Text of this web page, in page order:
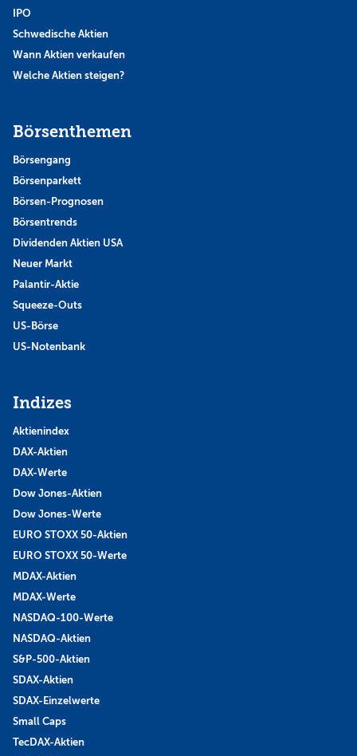
IPO
Schwedische Aktien
Wann Aktien verkaufen
Welche Aktien steigen?
Börsenthemen
Börsengang
Börsenparkett
Börsen-Prognosen
Börsentrends
Dividenden Aktien USA
Neuer Markt
Palantir-Aktie
Squeeze-Outs
US-Börse
US-Notenbank
Indizes
Aktienindex
DAX-Aktien
DAX-Werte
Dow Jones-Aktien
Dow Jones-Werte
EURO STOXX 50-Aktien
EURO STOXX 50-Werte
MDAX-Aktien
MDAX-Werte
NASDAQ-100-Werte
NASDAQ-Aktien
S&P-500-Aktien
SDAX-Aktien
SDAX-Einzelwerte
Small Caps
TecDAX-Aktien